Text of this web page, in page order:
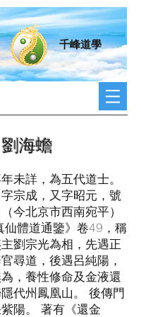
千峰道學
海蟾
未詳，為五代道士。
宗成，又字昭元，號
今北京市西南宛平）
仙體道通鑒》卷49，稱
劉宗光為相，先遇正
尋道，後遇呂純陽，
，養性修命及金液還
代州鳳凰山。 後傳門
陽。 著有《還金